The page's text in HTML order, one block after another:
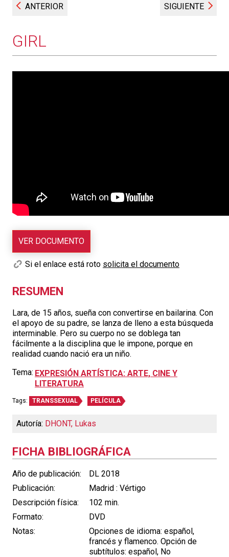
ANTERIOR SIGUIENTE
GIRL
VER DOCUMENTO
Si el enlace está roto solicita el documento
RESUMEN
Lara, de 15 años, sueña con convertirse en bailarina. Con
el apoyo de su padre, se lanza de lleno a esta búsqueda
interminable. Pero su cuerpo no se doblega tan
fácilmente a la disciplina que le impone, porque en
realidad cuando nació era un niño.
Tema: EXPRESIÓN ARTÍSTICA: ARTE, CINE Y
LITERATURA
Tags: TRANSSEXUAL PELÍCULA
Autoría: DHONT, Lukas
FICHA BIBLIOGRÁFICA
Año de publicación:
DL 2018
Publicación:
Madrid : Vértigo
Descripción física:
102 min.
Formato:
DVD
Notas:
Opciones de idioma: español,
francés y flamenco. Opción de
subtítulos: español, No